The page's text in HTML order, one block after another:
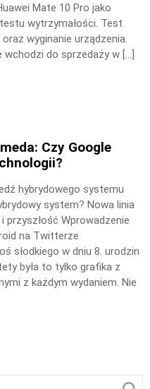
Mate 10 Pro jako
wytrzymałości. Test
wyginanie urządzenia.
wchodzi do sprzedaży w […]
Czy Google
hybrydowego systemu
system? Nowa linia
Wprowadzenie
na Twitterze
słodkiego w dniu 8. urodzin
była to tylko grafika z
z każdym wydaniem. Nie